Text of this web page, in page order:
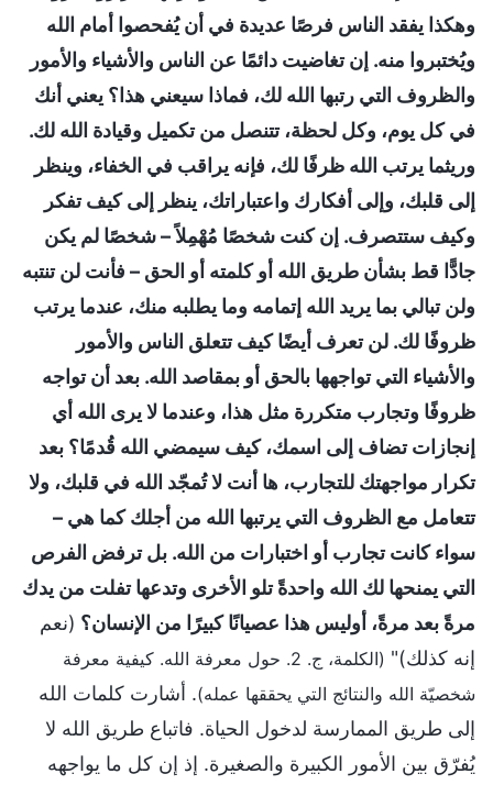
وهكذا يفقد الناس فرصًا عديدة في أن يُفحصوا أمام الله
ويُختبروا منه. إن تغاضيت دائمًا عن الناس والأشياء والأمور
والظروف التي رتبها الله لك، فماذا سيعني هذا؟ يعني أنك
في كل يوم، وكل لحظة، تتنصل من تكميل وقيادة الله لك.
وريثما يرتب الله ظرفًا لك، فإنه يراقب في الخفاء، وينظر
إلى قلبك، وإلى أفكارك واعتباراتك، ينظر إلى كيف تفكر
وكيف ستتصرف. إن كنت شخصًا مُهْمِلاً – شخصًا لم يكن
جادًّا قط بشأن طريق الله أو كلمته أو الحق – فأنت لن تنتبه
ولن تبالي بما يريد الله إتمامه وما يطلبه منك، عندما يرتب
ظروفًا لك. لن تعرف أيضًا كيف تتعلق الناس والأمور
والأشياء التي تواجهها بالحق أو بمقاصد الله. بعد أن تواجه
ظروفًا وتجارب متكررة مثل هذا، وعندما لا يرى الله أي
إنجازات تضاف إلى اسمك، كيف سيمضي الله قُدمًا؟ بعد
تكرار مواجهتك للتجارب، ها أنت لا تُمجّد الله في قلبك، ولا
تتعامل مع الظروف التي يرتبها الله من أجلك كما هي –
سواء كانت تجارب أو اختبارات من الله. بل ترفض الفرص
التي يمنحها لك الله واحدةً تلو الأخرى وتدعها تفلت من يدك
مرةً بعد مرةً، أوليس هذا عصيانًا كبيرًا من الإنسان؟ (نعم
إنه كذلك)"
(الكلمة، ج. 2. حول معرفة الله. كيفية معرفة
شخصيّة الله والنتائج التي يحققها عمله). أشارت كلمات الله
إلى طريق الممارسة لدخول الحياة. فاتباع طريق الله لا
يُفرّق بين الأمور الكبيرة والصغيرة. إذ إن كل ما يواجهه